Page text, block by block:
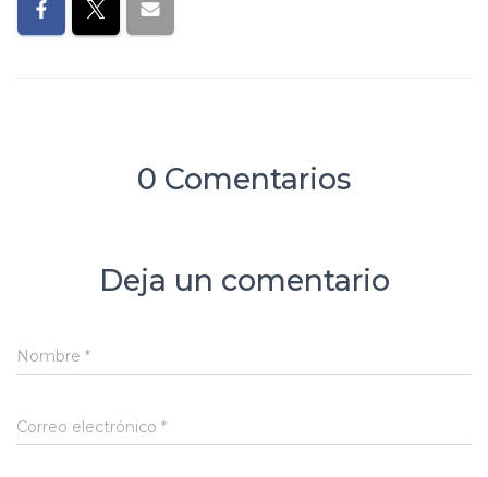
0 Comentarios
Deja un comentario
Nombre *
Correo electrónico *